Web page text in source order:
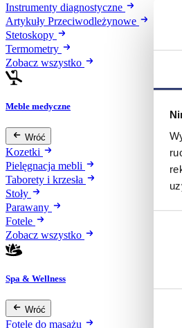
Instrumenty diagnostyczne
Artykuły Przeciwodleżynowe
Stetoskopy
Termometry
Zobacz wszystko
Meble medyczne
Wróć
Kozetki
Pielęgnacja mebli
Taborety i krzesła
Stoły
Parawany
Fotele
Zobacz wszystko
Spa & Wellness
Wróć
Fotele do masażu